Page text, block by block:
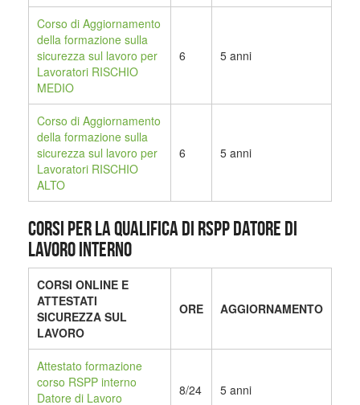
Corso di Aggiornamento
della formazione sulla
sicurezza sul lavoro per
Lavoratori RISCHIO
MEDIO
6 5 anni
Corso di Aggiornamento
della formazione sulla
sicurezza sul lavoro per
Lavoratori RISCHIO
ALTO
6 5 anni
CORSI PER LA QUALIFICA DI RSPP DATORE DI
LAVORO INTERNO
CORSI ONLINE E
ATTESTATI
SICUREZZA SUL
LAVORO
ORE AGGIORNAMENTO
Attestato formazione
corso RSPP interno
Datore di Lavoro
8/24 5 anni